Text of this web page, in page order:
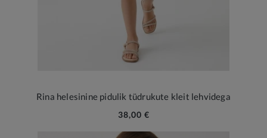
Rina helesinine pidulik tüdrukute kleit lehvidega
38,00 €